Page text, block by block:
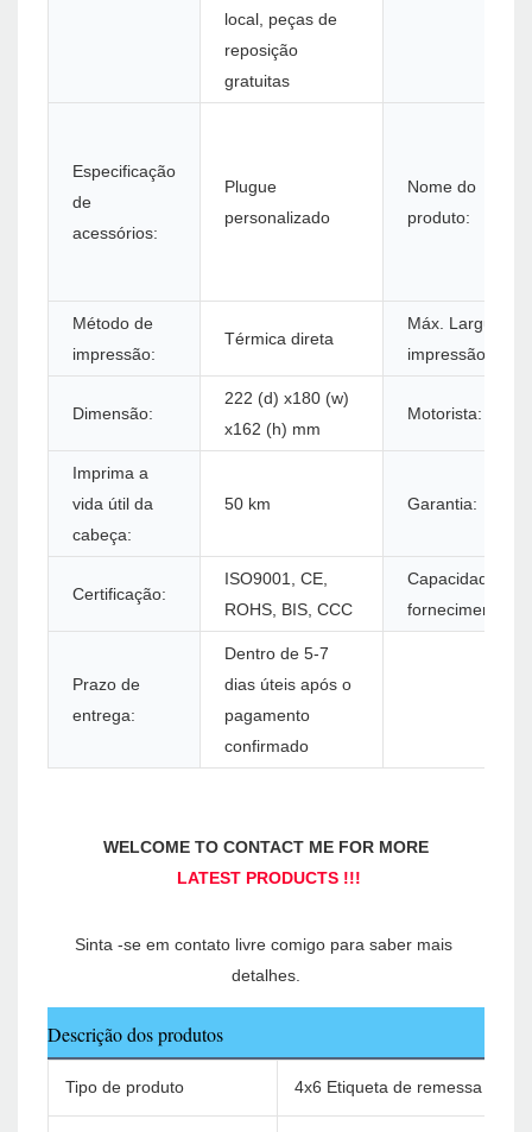
local, peças de
reposição
gratuitas
Especificação
de
acessórios:
Plugue
personalizado
Nome do
produto:
Método de
impressão:
Térmica direta
Máx. Largura de
impressão:
Dimensão:
222 (d) x180 (w)
x162 (h) mm
Motorista:
Imprima a
vida útil da
cabeça:
50 km Garantia:
Certificação:
ISO9001, CE,
ROHS, BIS, CCC
Capacidade de
fornecimento:
Prazo de
entrega:
Dentro de 5-7
dias úteis após o
pagamento
confirmado
Sinta -se em contato livre comigo para saber mais
Descrição dos produtos
Tipo de produto 4x6 Etiqueta de remessa